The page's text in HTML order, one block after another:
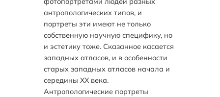
антропологических типов, и
портреты эти имеют не только
собственную научную специфику, но
и эстетику тоже. Сказанное касается
западных атласов, и в особенности
старых западных атласов начала и
середины ХХ века.
Антропологические портреты